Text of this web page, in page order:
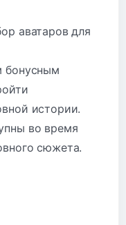
аватаров для
бонусным
истории.
во время
сюжета.